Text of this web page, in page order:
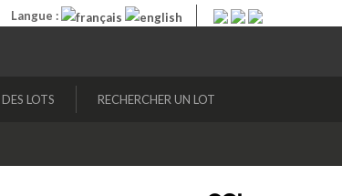
Langue :
LOTS RECHERCHER UN LOT